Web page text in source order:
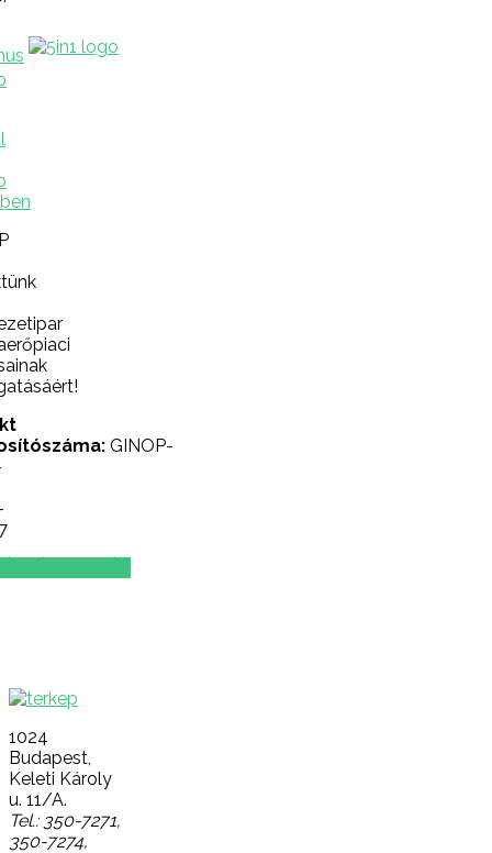
GINOP-
1024
Budapest,
Keleti Károly
u. 11/A.
Tel.: 350-7271,
350-7274,